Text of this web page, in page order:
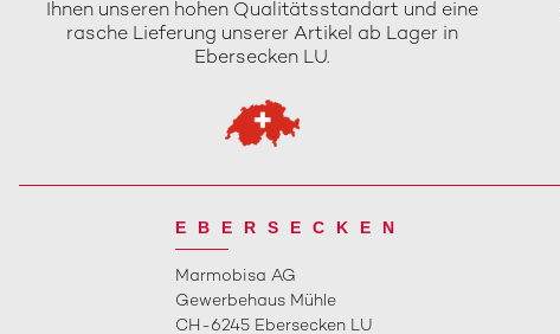
Ihnen unseren hohen Qualitätsstandart und eine
rasche Lieferung unserer Artikel ab Lager in
Ebersecken LU.
EBERSECKEN
Marmobisa AG
Gewerbehaus Mühle
CH-6245 Ebersecken LU